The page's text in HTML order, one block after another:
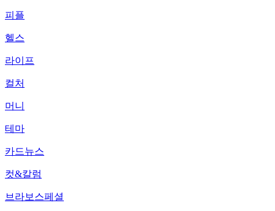
피플
헬스
라이프
컬처
머니
테마
카드뉴스
컷&칼럼
브라보스페셜